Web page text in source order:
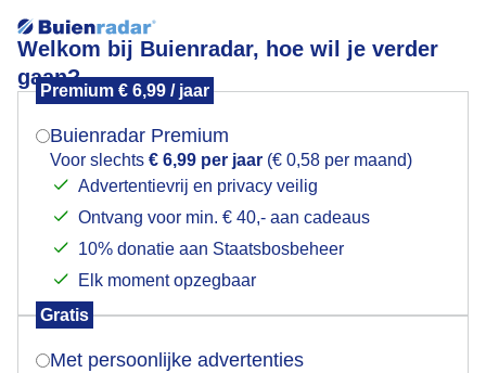
Welkom bij Buienradar, hoe wil je verder
gaan?
Premium € 6,99 / jaar
Buienradar Premium
Voor slechts € 6,99 per jaar (€ 0,58 per maand)
Advertentievrij en privacy veilig
Ontvang voor min. € 40,- aan cadeaus
10% donatie aan Staatsbosbeheer
Elk moment opzegbaar
Gratis
Met persoonlijke advertenties
Sneeuwfotos Hilversum - Loosdrecht weerbericht
Mogen we je locatie gebruiken voor het
Indien je hier nog geen akkoord op hebt gegeven,
verschijnt er zo een pop-up uit je browser waarin
Is goed, toon de popup